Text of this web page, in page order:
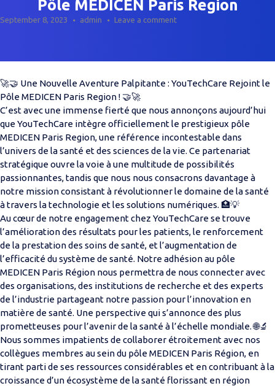
Pôle MEDICEN Paris Region
September 8, 2023 admin Leave a comment
🚀🤝 Une Nouvelle Aventure Palpitante : YouTechCare Rejoint le
Pôle MEDICEN Paris Region ! 🤝🚀
C’est avec une immense fierté que nous annonçons aujourd’hui
que YouTechCare intègre officiellement le prestigieux pôle
MEDICEN Paris Region, une référence incontestable dans
l’univers de la santé et des sciences de la vie. Ce partenariat
stratégique ouvre la voie à une multitude de possibilités
passionnantes, tandis que nous nous consacrons davantage à
notre mission consistant à révolutionner le domaine de la santé
à travers la technologie et les solutions numériques. 🏥💡
Au cœur de notre engagement chez YouTechCare se trouve
l’amélioration des résultats pour les patients, le renforcement
de la prestation des soins de santé, et l’augmentation de
l’efficacité du système de santé. Notre adhésion au pôle
MEDICEN Paris Région nous permettra de nous connecter avec
des organisations, des institutions de recherche et des experts
de l’industrie partageant notre passion pour l’innovation en
matière de santé. Une perspective qui s’annonce des plus
prometteuses pour l’avenir de la santé à l’échelle mondiale. 🌐🔬
Nous sommes impatients de collaborer étroitement avec nos
collègues membres au sein du pôle MEDICEN Paris Région, en
tirant parti de ses ressources considérables et en contribuant à la
croissance d’un écosystème de la santé florissant en région